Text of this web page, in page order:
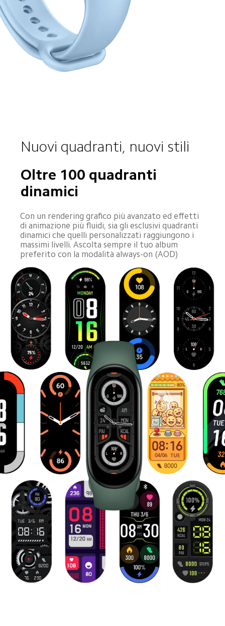
Nuovi quadranti, nuovi stili
Oltre 100 quadranti
dinamici
Con un rendering grafico più avanzato ed effetti
di animazione più fluidi, sia gli esclusivi quadranti
dinamici che quelli personalizzati raggiungono i
massimi livelli. Ascolta sempre il tuo album
preferito con la modalità always-on (AOD)